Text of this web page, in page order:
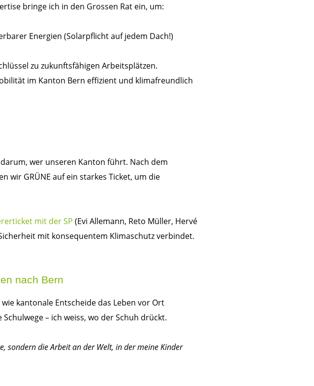
bringe ich in den Grossen Rat ein, um:
Energien (Solarpflicht auf jedem Dach!)
zu zukunftsfähigen Arbeitsplätzen.
im Kanton Bern effizient und klimafreundlich
wer unseren Kanton führt. Nach dem
wir GRÜNE auf ein starkes Ticket, um die
mit der SP (Evi Allemann, Reto Müller, Hervé
mit konsequentem Klimaschutz verbindet.
nach Bern
kantonale Entscheide das Leben vor Ort
– ich weiss, wo der Schuh drückt.
sondern die Arbeit an der Welt, in der meine Kinder